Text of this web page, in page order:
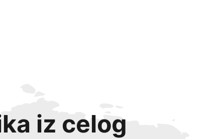
iz celog